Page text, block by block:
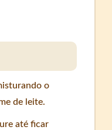
o
de leite.
até ficar